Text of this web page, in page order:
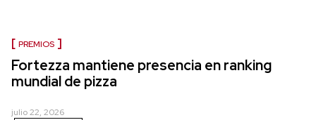
PREMIOS
Fortezza mantiene presencia en ranking
mundial de pizza
julio 22, 2026